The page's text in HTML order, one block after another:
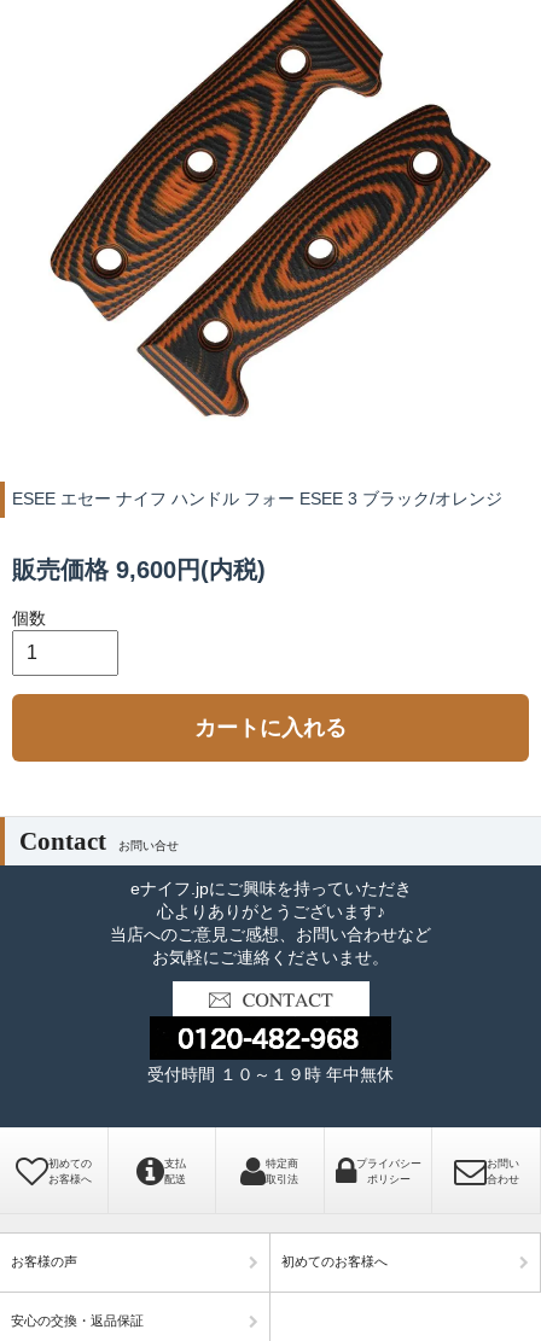
ESEE エセー ナイフ ハンドル フォー ESEE 3 ブラック/オレンジ
販売価格 9,600円(内税)
個数
カートに入れる
Contact お問い合せ
eナイフ.jpにご興味を持っていただき
心よりありがとうございます♪
当店へのご意見ご感想、お問い合わせなど
お気軽にご連絡くださいませ。
受付時間 １０～１９時 年中無休
初めての
お客様へ
支払
配送
特定商
取引法
プライバシー
ポリシー
お問い
合わせ
お客様の声 初めてのお客様へ
安心の交換・返品保証